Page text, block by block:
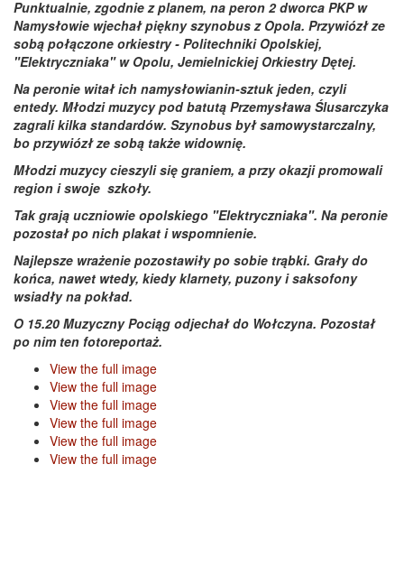
Punktualnie, zgodnie z planem, na peron 2 dworca PKP w
Namysłowie wjechał piękny szynobus z Opola. Przywiózł ze
sobą połączone orkiestry - Politechniki Opolskiej,
"Elektryczniaka" w Opolu, Jemielnickiej Orkiestry Dętej.
Na peronie witał ich namysłowianin-sztuk jeden, czyli
entedy. Młodzi muzycy pod batutą Przemysława Ślusarczyka
zagrali kilka standardów. Szynobus był samowystarczalny,
bo przywiózł ze sobą także widownię.
Młodzi muzycy cieszyli się graniem, a przy okazji promowali
region i swoje szkoły.
Tak grają uczniowie opolskiego "Elektryczniaka". Na peronie
pozostał po nich plakat i wspomnienie.
Najlepsze wrażenie pozostawiły po sobie trąbki. Grały do
końca, nawet wtedy, kiedy klarnety, puzony i saksofony
wsiadły na pokład.
O 15.20 Muzyczny Pociąg odjechał do Wołczyna. Pozostał
po nim ten fotoreportaż.
View the full image
View the full image
View the full image
View the full image
View the full image
View the full image